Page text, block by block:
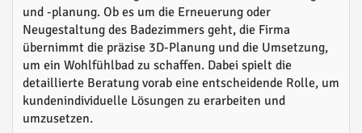
und -planung. Ob es um die Erneuerung oder
Neugestaltung des Badezimmers geht, die Firma
übernimmt die präzise 3D-Planung und die Umsetzung,
um ein Wohlfühlbad zu schaffen. Dabei spielt die
detaillierte Beratung vorab eine entscheidende Rolle, um
kundenindividuelle Lösungen zu erarbeiten und
umzusetzen.